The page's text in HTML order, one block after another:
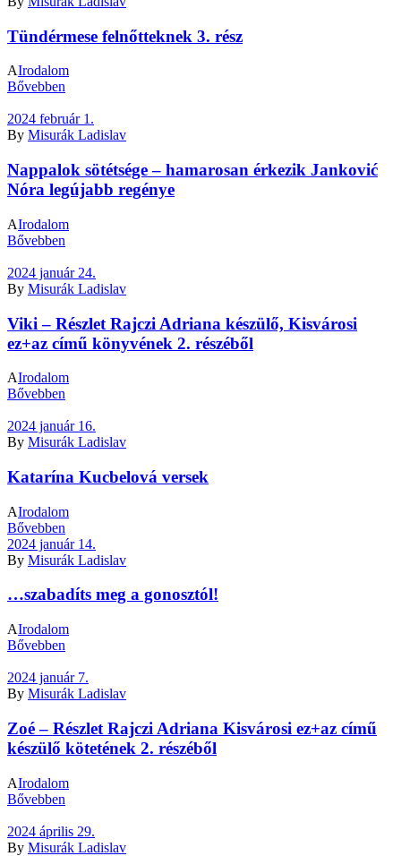
Tündérmese felnőtteknek 3. rész
AIrodalom
Bővebben
2024 február 1.
By Misurák Ladislav
Nappalok sötétsége – hamarosan érkezik Janković
Nóra legújabb regénye
AIrodalom
Bővebben
2024 január 24.
By Misurák Ladislav
Viki – Részlet Rajczi Adriana készülő, Kisvárosi
ez+az című könyvének 2. részéből
AIrodalom
Bővebben
2024 január 16.
By Misurák Ladislav
Katarína Kucbelová versek
AIrodalom
Bővebben
2024 január 14.
By Misurák Ladislav
…szabadíts meg a gonosztól!
AIrodalom
Bővebben
2024 január 7.
By Misurák Ladislav
Zoé – Részlet Rajczi Adriana Kisvárosi ez+az című
készülő kötetének 2. részéből
AIrodalom
Bővebben
2024 április 29.
By Misurák Ladislav